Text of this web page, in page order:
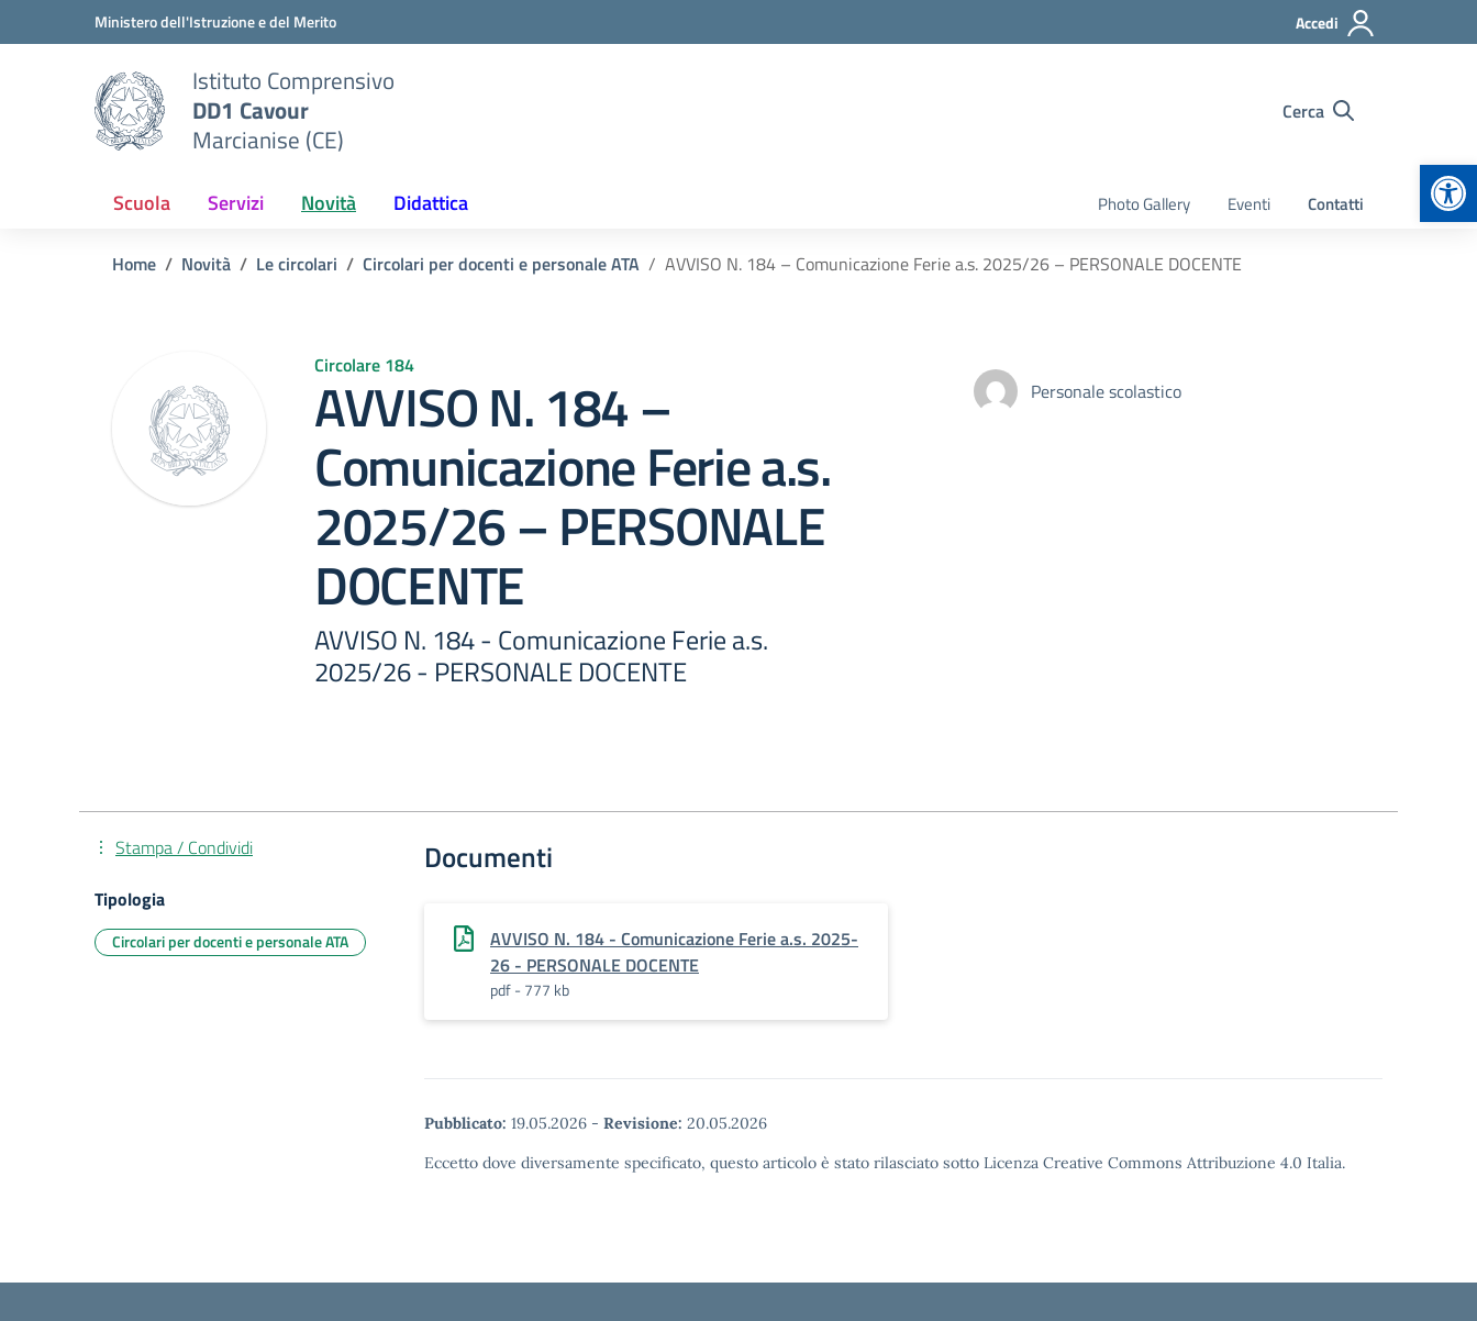
Vai ai contenuti
Vai al menu di navigazioneMinistero dell'Istruzione e del Merito Accedi
Istituto Comprensivo
DD1 Cavour
Marcianise (CE)
Cerca
Scuola Servizi Novità Didattica Photo Gallery Eventi Contatti
Home Novità Le circolari Circolari per docenti e personale ATA AVVISO N. 184 – Comunicazione Ferie a.s. 2025/26 – PERSONALE DOCENTE
Circolare 184
AVVISO N. 184 –
Comunicazione Ferie a.s.
2025/26 – PERSONALE
DOCENTE
AVVISO N. 184 - Comunicazione Ferie a.s.
2025/26 - PERSONALE DOCENTE
Personale scolastico
Documenti
AVVISO N. 184 - Comunicazione Ferie a.s. 2025-
26 - PERSONALE DOCENTE
pdf - 777 kb
Pubblicato: 19.05.2026 - Revisione: 20.05.2026
Eccetto dove diversamente specificato, questo articolo è stato rilasciato sotto Licenza Creative Commons Attribuzione 4.0 Italia.
Stampa / Condividi
Tipologia
Circolari per docenti e personale ATA